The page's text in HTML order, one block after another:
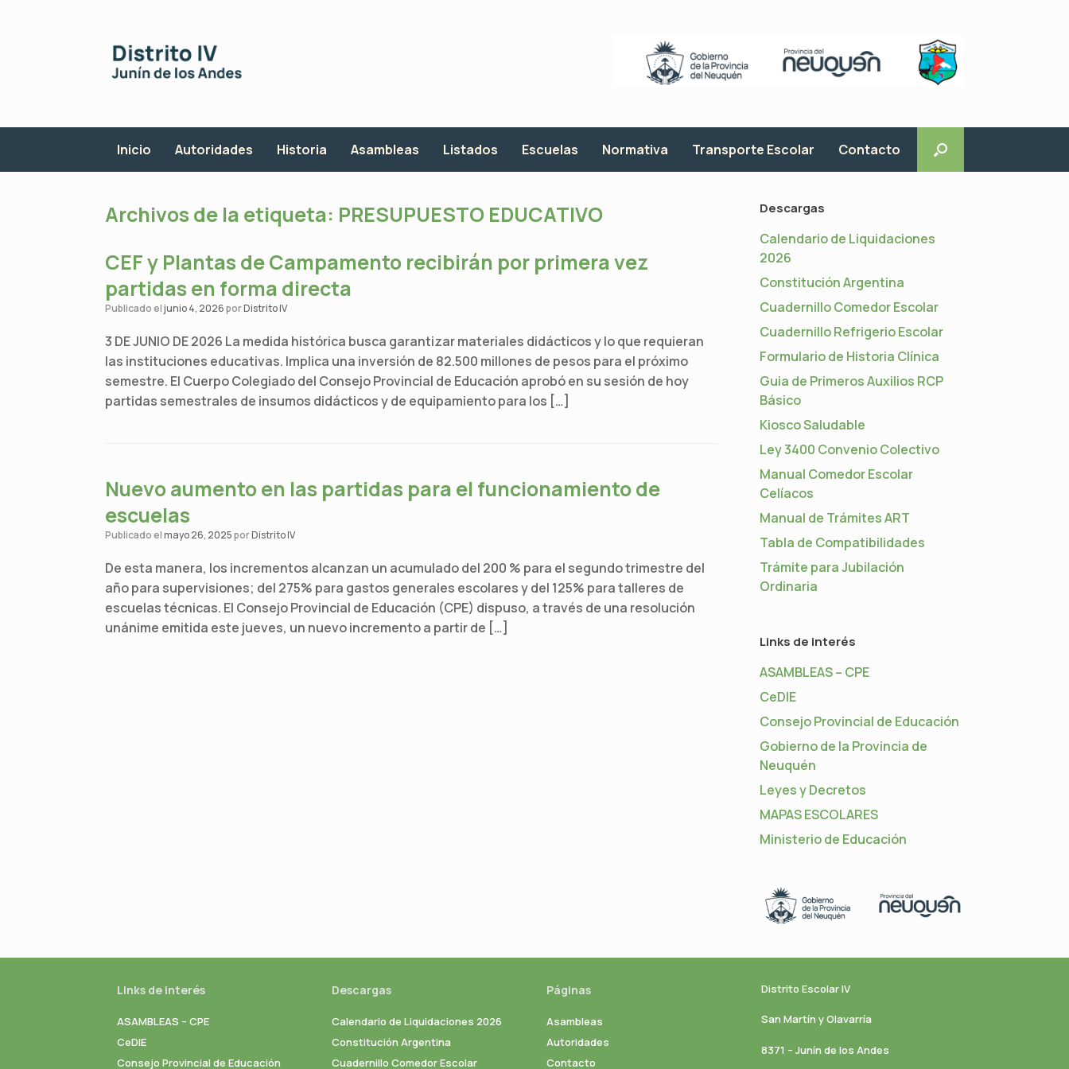
Inicio Autoridades Historia Asambleas Listados Escuelas Normativa Transporte Escolar Contacto
Archivos de la etiqueta: PRESUPUESTO EDUCATIVO
CEF y Plantas de Campamento recibirán por primera vez
partidas en forma directa
Publicado eljunio 4, 2026porDistrito IV
3 DE JUNIO DE 2026 La medida histórica busca garantizar materiales didácticos y lo que requieran
las instituciones educativas. Implica una inversión de 82.500 millones de pesos para el próximo
semestre. El Cuerpo Colegiado del Consejo Provincial de Educación aprobó en su sesión de hoy
partidas semestrales de insumos didácticos y de equipamiento para los […]
Nuevo aumento en las partidas para el funcionamiento de
escuelas
Publicado elmayo 26, 2025porDistrito IV
De esta manera, los incrementos alcanzan un acumulado del 200 % para el segundo trimestre del
año para supervisiones; del 275% para gastos generales escolares y del 125% para talleres de
escuelas técnicas. El Consejo Provincial de Educación (CPE) dispuso, a través de una resolución
unánime emitida este jueves, un nuevo incremento a partir de […]
Descargas
Calendario de Liquidaciones
2026
Constitución Argentina
Cuadernillo Comedor Escolar
Cuadernillo Refrigerio Escolar
Formulario de Historia Clínica
Guia de Primeros Auxilios RCP
Básico
Kiosco Saludable
Ley 3400 Convenio Colectivo
Manual Comedor Escolar
Celíacos
Manual de Trámites ART
Tabla de Compatibilidades
Trámite para Jubilación
Ordinaria
Links de interés
ASAMBLEAS – CPE
CeDIE
Consejo Provincial de Educación
Gobierno de la Provincia de
Neuquén
Leyes y Decretos
MAPAS ESCOLARES
Ministerio de Educación
Links de interés
ASAMBLEAS – CPE
CeDIE
Consejo Provincial de Educación
Descargas
Calendario de Liquidaciones 2026
Constitución Argentina
Cuadernillo Comedor Escolar
Páginas
Asambleas
Autoridades
Contacto
Distrito Escolar IV
San Martín y Olavarría
8371 – Junín de los Andes